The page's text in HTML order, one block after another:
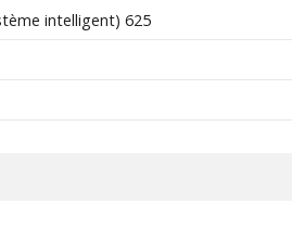
intelligent) 625